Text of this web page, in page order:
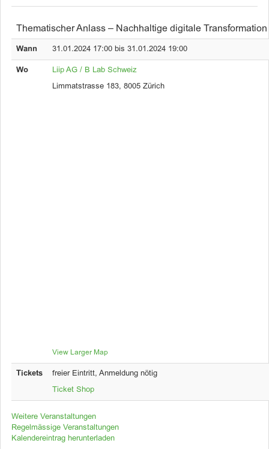
Thematischer Anlass – Nachhaltige digitale Transformation
Wann 31.01.2024 17:00 bis 31.01.2024 19:00
Wo Liip AG / B Lab Schweiz
Limmatstrasse 183, 8005 Zürich
View Larger Map
Tickets freier Eintritt, Anmeldung nötig
Ticket Shop
Weitere Veranstaltungen
Regelmässige Veranstaltungen
Kalendereintrag herunterladen